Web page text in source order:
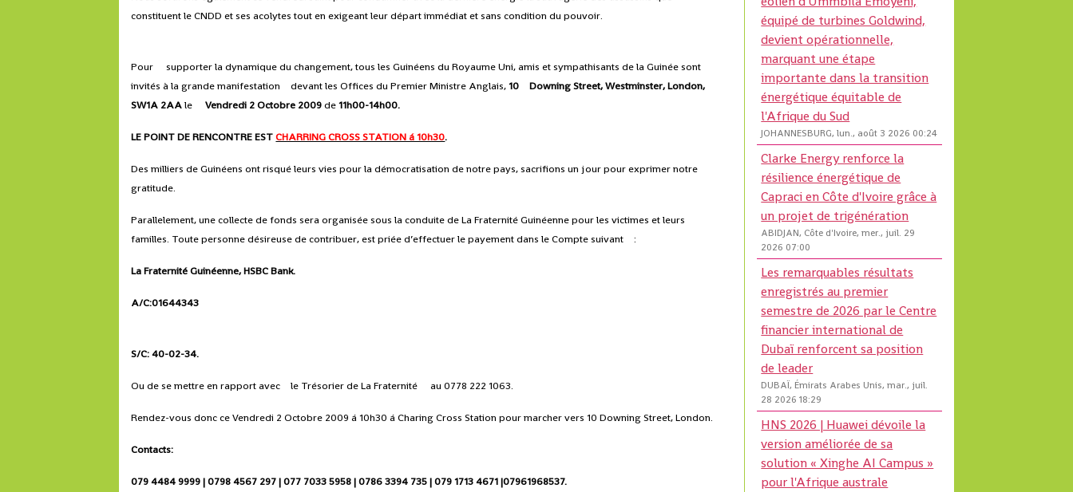
constituent le CNDD et ses acolytes tout en exigeant leur départ immédiat et sans condition du pouvoir.
Pour supporter la dynamique du changement, tous les Guinéens du Royaume Uni, amis et sympathisants de la Guinée sont
invités à la grande manifestation devant les Offices du Premier Ministre Anglais,10 Downing Street, Westminster, London,
SW1A 2AAleVendredi 2 Octobre 2009de11h00-14h00.
LE POINT DE RENCONTRE ESTCHARRING CROSS STATION á 10h30.
Des milliers de Guinéens ont risqué leurs vies pour la démocratisation de notre pays, sacrifions un jour pour exprimer notre
gratitude.
Parallelement, une collecte de fonds sera organisée sous la conduite de La Fraternité Guinéenne pour les victimes et leurs
familles. Toute personne désireuse de contribuer, est priée d’effectuer le payement dans le Compte suivant :
La Fraternité Guinéenne, HSBC Bank.
A/C:01644343
S/C: 40-02-34.
Ou de se mettre en rapport avec le Trésorier de La Fraternité au 0778 222 1063.
Rendez-vous donc ce Vendredi 2 Octobre 2009 á 10h30 á Charing Cross Station pour marcher vers 10 Downing Street, London.
Contacts:
079 4484 9999 | 0798 4567 297 | 077 7033 5958 | 0786 3394 735 | 079 1713 4671 |07961968537.
équipé de turbines Goldwind,
devient opérationnelle,
marquant une étape
importante dans la transition
énergétique équitable de
l'Afrique du Sud
JOHANNESBURG, lun., août 3 2026 00:24
Clarke Energy renforce la
résilience énergétique de
Capraci en Côte d'Ivoire grâce à
un projet de trigénération
ABIDJAN, Côte d'Ivoire, mer., juil. 29
2026 07:00
Les remarquables résultats
enregistrés au premier
semestre de 2026 par le Centre
financier international de
Dubaï renforcent sa position
de leader
DUBAÏ, Émirats Arabes Unis, mar., juil.
28 2026 18:29
HNS 2026 | Huawei dévoile la
version améliorée de sa
solution « Xinghe AI Campus »
pour l'Afrique australe